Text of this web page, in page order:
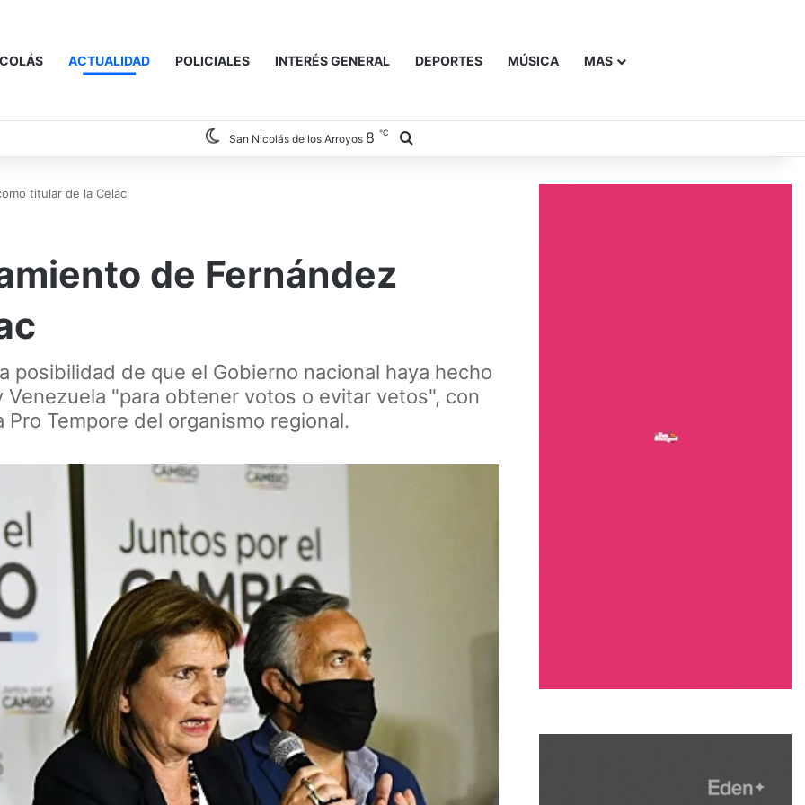
ACTUALIDAD POLICIALES INTERÉS GENERAL DEPORTES MÚSICA MAS
San Nicolás de los Arroyos 8 ℃
titular de la Celac
de Fernández
posibilidad de que el Gobierno nacional haya hecho
"para obtener votos o evitar vetos", con
Tempore del organismo regional.